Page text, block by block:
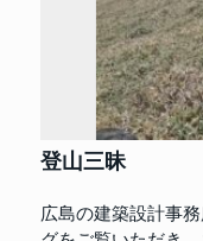
登山三昧
広島の建築設計事